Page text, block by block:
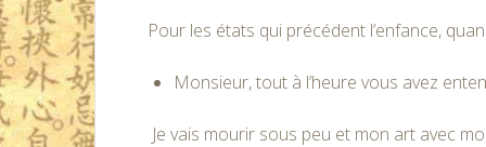
Pour les états qui précédent l’enfance,
Monsieur, tout à l’heure vous avez
Je vais mourir sous peu et mon art avec